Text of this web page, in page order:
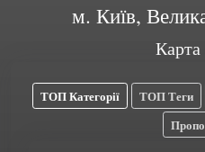
м. Київ,
Карта
ТОП Категорії ТОП Теги